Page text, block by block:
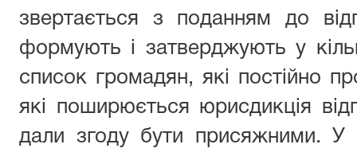
звертається з поданням до
формують і затверджують у
список громадян, які постійно
які поширюється юрисдикція
дали згоду бути присяжними. У